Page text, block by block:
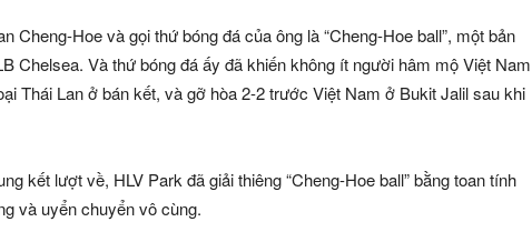
Cheng-Hoe và gọi thứ bóng đá của ông là “Cheng-Hoe ball”, một bản
Chelsea. Và thứ bóng đá ấy đã khiến không ít người hâm mộ Việt Nam
Thái Lan ở bán kết, và gỡ hòa 2-2 trước Việt Nam ở Bukit Jalil sau khi
kết lượt về, HLV Park đã giải thiêng “Cheng-Hoe ball” bằng toan tính
và uyển chuyển vô cùng.